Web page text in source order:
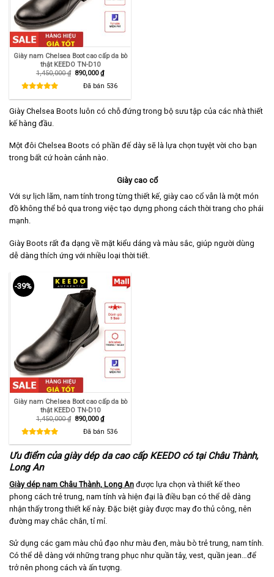
Giày nam Chelsea Boot cao cấp da bò
thật KEEDO TN-D10
1,450,000₫ Giá
890,000₫Giá
hiện
tại
Đã bán 536
Giày Chelsea Boots luôn có chỗ đứng trong bộ sưu tập của các nhà thiết
kế hàng đầu.
Một đôi Chelsea Boots có phần đế dày sẽ là lựa chọn tuyệt vời cho bạn
trong bất cứ hoàn cảnh nào.
Giày cao cổ
Với sự lịch lãm, nam tính trong từng thiết kế, giày cao cổ vẫn là một món
đồ không thể bỏ qua trong việc tạo dựng phong cách thời trang cho phái
mạnh.
Giày Boots rất đa dạng về mặt kiểu dáng và màu sắc, giúp người dùng
dễ dàng thích ứng với nhiều loại thời tiết.
-39%
Giày nam Chelsea Boot cao cấp da bò
thật KEEDO TN-D10
1,450,000₫ Giá
1,450,000 ₫.
890,000₫Giá
hiện
tại
là:
890,000 ₫.
Đã bán 536
Ưu điểm của giày dép da cao cấp KEEDO có tại Châu Thành,
Long An
Giày dép nam Châu Thành, Long An được lựa chọn và thiết kế theo
phong cách trẻ trung, nam tính và hiện đại là điều bạn có thể dễ dàng
nhận thấy trong thiết kế này. Đặc biệt giày được may đo thủ công, nên
đường may chắc chắn, tỉ mỉ.
Sử dụng các gam màu chủ đạo như màu đen, màu bò trẻ trung, nam tính.
Có thể dễ dàng với những trang phục như quần tây, vest, quần jean…để
trở nên phong cách và ấn tượng.